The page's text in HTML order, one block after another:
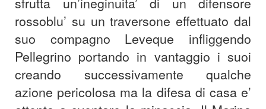
rossoblu’ su un traversone effettuato dal
suo compagno Leveque infliggendo
Pellegrino portando in vantaggio i suoi
creando successivamente qualche
azione pericolosa ma la difesa di casa e’